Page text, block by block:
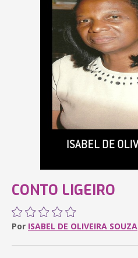
CONTO LIGEIRO
Por ISABEL DE OLIVEIRA SOUZA